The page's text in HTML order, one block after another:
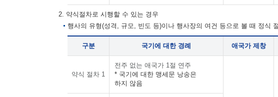
2. 약식절차로 시행할 수 있는 경우
행사의 유형(성격, 규모, 빈도 등)이나 행사장의 여건 등으로 볼 때 정식
구분 국기에 대한 경례 애국가 제창
약식 절차 1
전주 없는 애국가 1절 연주
* 국기에 대한 맹세문 낭송은
하지 않음